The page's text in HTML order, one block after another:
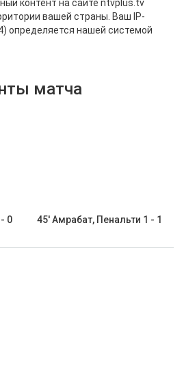
матча
0 45' Амрабат, Пенальти 1 - 1